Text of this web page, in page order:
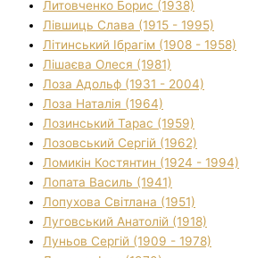
Литовченко Борис (1938)
Лівшиць Слава (1915 - 1995)
Літинський Ібрагім (1908 - 1958)
Лішаєва Олеся (1981)
Лоза Адольф (1931 - 2004)
Лоза Наталія (1964)
Лозинський Тарас (1959)
Лозовський Сергій (1962)
Ломикін Костянтин (1924 - 1994)
Лопата Василь (1941)
Лопухова Світлана (1951)
Луговський Анатолій (1918)
Луньов Сергій (1909 - 1978)